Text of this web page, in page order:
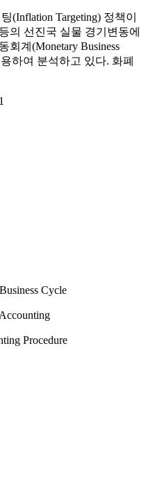
(Inflation Targeting) 정책이
의 선진국 실물 경기변동에
회계(Monetary Business
하여 분석하고 있다. 화폐
Cycle
Procedure